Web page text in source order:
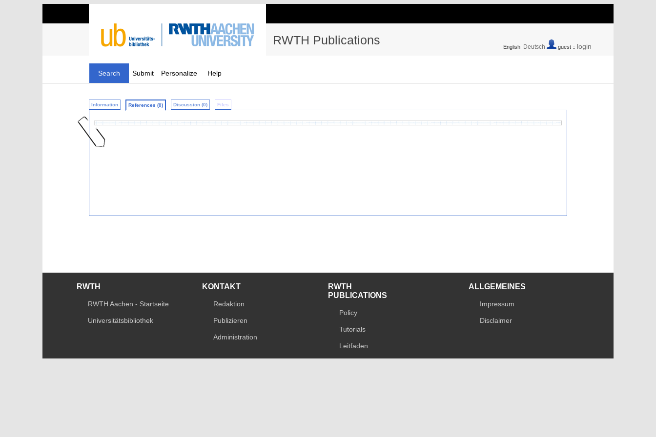
RWTH Publications English Deutsch guest :: login
Search Submit Personalize Help
Information References (0) Discussion (0) Files
RWTH
RWTH Aachen - Startseite
Universitätsbibliothek
KONTAKT
Redaktion
Publizieren
Administration
RWTH
PUBLICATIONS
Policy
Tutorials
Leitfaden
ALLGEMEINES
Impressum
Disclaimer